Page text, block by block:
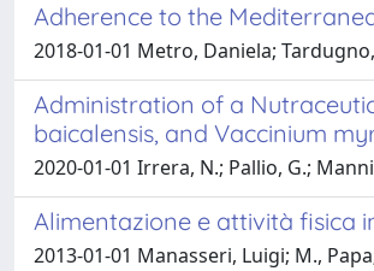
Adherence to the
2018-01-01 Metro, Daniela;
Administration of a
baicalensis, and Vaccinium
2020-01-01 Irrera, N.; Pallio, G.;
Alimentazione e attività fisica
2013-01-01 Manasseri, Luigi; M.,